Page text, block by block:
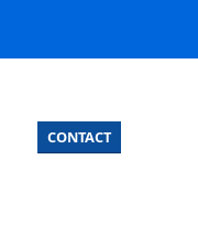
CONTACT